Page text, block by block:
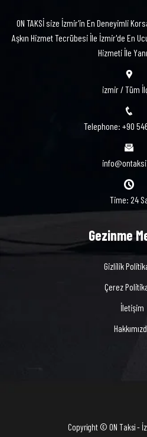
ON TAKSİ size İzmir'in En Deneyimli
Aşkın Hizmet Tecrübesi İle İzmir'de En
Hizmeti İle
izmir / Tüm
Telephone: +90
Time: 24
Gezinme
Gizlilik
Çerez
İletişim
Copyright © ON Taksi -